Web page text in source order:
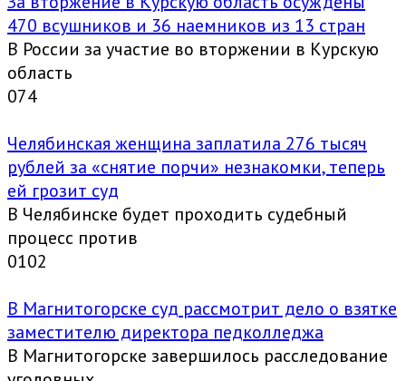
470 всушников и 36 наемников из 13 стран
В России за участие во вторжении в Курскую
область
074
Челябинская женщина заплатила 276 тысяч
рублей за «снятие порчи» незнакомки, теперь
ей грозит суд
В Челябинске будет проходить судебный
процесс против
0102
В Магнитогорске суд рассмотрит дело о взятке
заместителю директора педколледжа
В Магнитогорске завершилось расследование